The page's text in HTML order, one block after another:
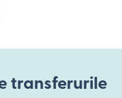
transferurile